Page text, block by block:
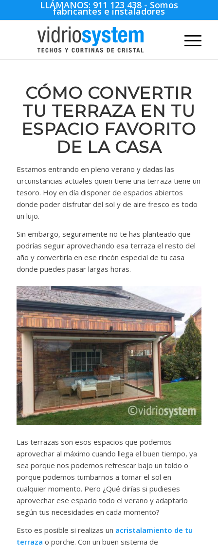
LLÁMANOS: 911 123 438 - Somos
fabricantes e instaladores
CÓMO CONVERTIR
TU TERRAZA EN TU
ESPACIO FAVORITO
DE LA CASA
Estamos entrando en pleno verano y dadas las
circunstancias actuales quien tiene una terraza tiene un
tesoro. Hoy en día disponer de espacios abiertos
donde poder disfrutar del sol y de aire fresco es todo
un lujo.
Sin embargo, seguramente no te has planteado que
podrías seguir aprovechando esa terraza el resto del
año y convertirla en ese rincón especial de tu casa
donde puedes pasar largas horas.
Las terrazas son esos espacios que podemos
aprovechar al máximo cuando llega el buen tiempo, ya
sea porque nos podemos refrescar bajo un toldo o
porque podemos tumbarnos a tomar el sol en
cualquier momento. Pero ¿Qué dirías si pudieses
aprovechar ese espacio todo el verano y adaptarlo
según tus necesidades en cada momento?
Esto es posible si realizas un acristalamiento de tu
terraza o porche. Con un buen sistema de